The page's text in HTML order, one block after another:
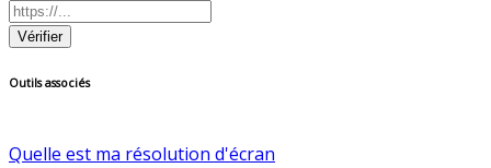
Vérifier
Outils associés
Quelle est ma résolution d'écran